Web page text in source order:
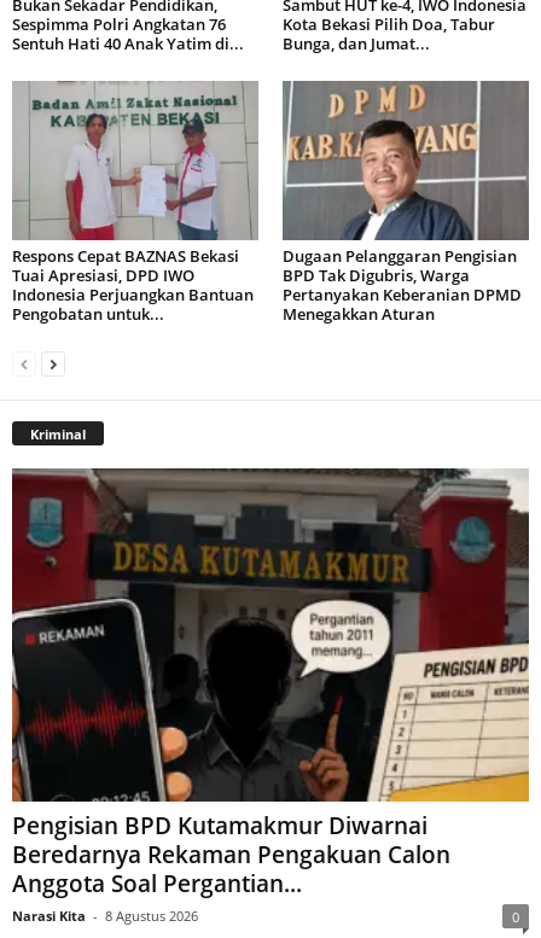
Bukan Sekadar Pendidikan,
Sespimma Polri Angkatan 76
Sentuh Hati 40 Anak Yatim di...
Sambut HUT ke-4, IWO Indonesia
Kota Bekasi Pilih Doa, Tabur
Bunga, dan Jumat...
Respons Cepat BAZNAS Bekasi
Tuai Apresiasi, DPD IWO
Indonesia Perjuangkan Bantuan
Pengobatan untuk...
Dugaan Pelanggaran Pengisian
BPD Tak Digubris, Warga
Pertanyakan Keberanian DPMD
Menegakkan Aturan
Kriminal
Pengisian BPD Kutamakmur Diwarnai
Beredarnya Rekaman Pengakuan Calon
Anggota Soal Pergantian...
Narasi Kita - 8 Agustus 2026 0